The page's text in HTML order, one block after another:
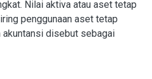
Nilai aktiva atau aset tetap
penggunaan aset tetap
disebut sebagai